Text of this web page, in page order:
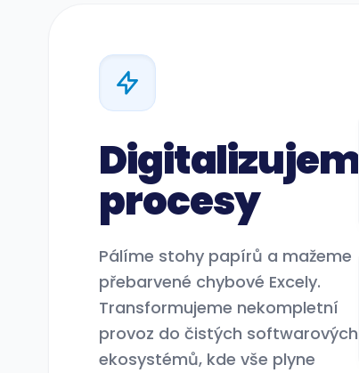
Digitalizujeme
procesy
Pálíme stohy papírů a mažeme
přebarvené chybové Excely.
Transformujeme nekompletní
provoz do čistých softwarových
ekosystémů, kde vše plyne